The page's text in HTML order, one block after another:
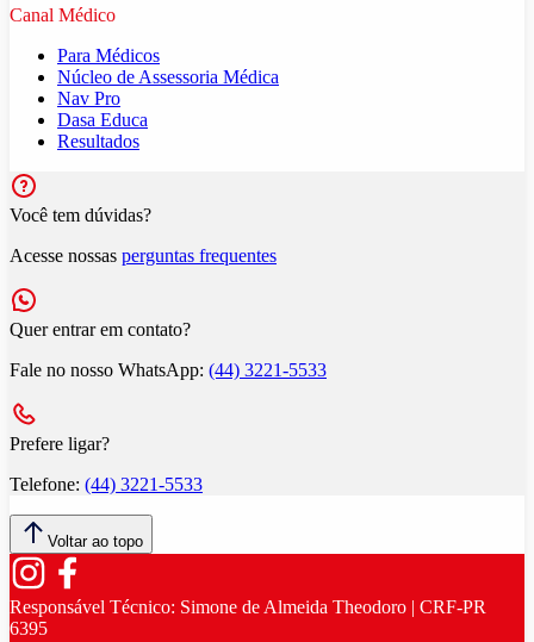
Canal Médico
Para Médicos
Núcleo de Assessoria Médica
Nav Pro
Dasa Educa
Resultados
Você tem dúvidas?
Acesse nossas perguntas frequentes
Quer entrar em contato?
Fale no nosso WhatsApp: (44) 3221-5533
Prefere ligar?
Telefone: (44) 3221-5533
Voltar ao topo
Responsável Técnico: Simone de Almeida Theodoro | CRF-PR
6395